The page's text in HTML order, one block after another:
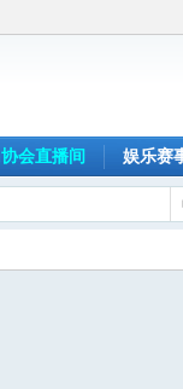
会直播间 娱乐赛